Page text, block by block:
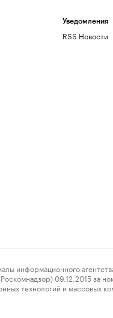
Уведомления
RSS Новости
агентства
09.12.2015 за
технологий и